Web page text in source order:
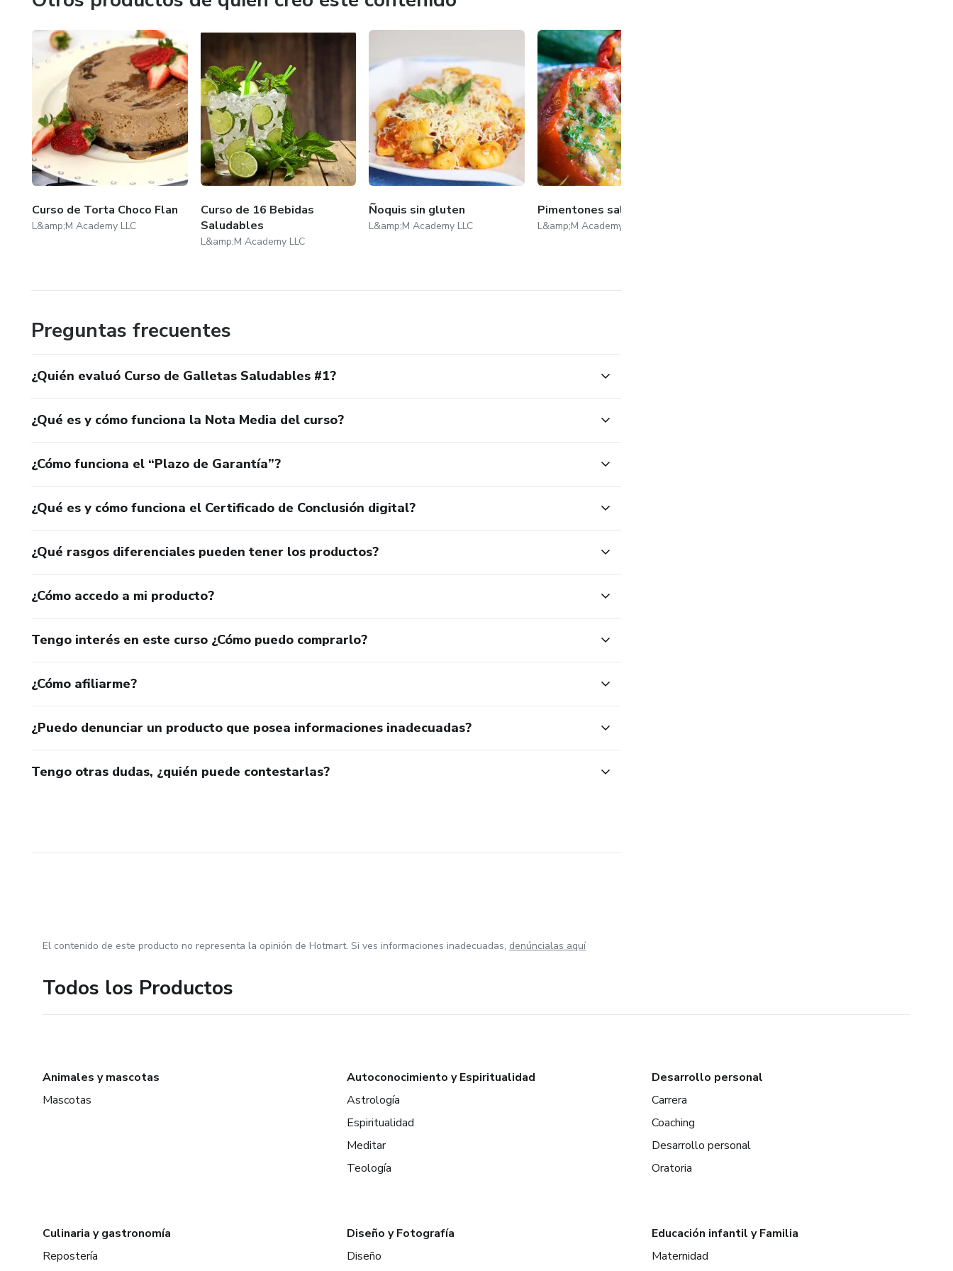
Curso de Torta Choco Flan
L&amp;M Academy LLC
Curso de 16 Bebidas
Saludables
L&amp;M Academy LLC
Ñoquis sin gluten
L&amp;M Academy LLC
Pimentones saludables
L&amp;M Academy LLC
Preguntas frecuentes
¿Quién evaluó Curso de Galletas Saludables #1?
¿Qué es y cómo funciona la Nota Media del curso?
¿Cómo funciona el “Plazo de Garantía”?
¿Qué es y cómo funciona el Certificado de Conclusión digital?
¿Qué rasgos diferenciales pueden tener los productos?
¿Cómo accedo a mi producto?
Tengo interés en este curso ¿Cómo puedo comprarlo?
¿Cómo afiliarme?
¿Puedo denunciar un producto que posea informaciones inadecuadas?
Tengo otras dudas, ¿quién puede contestarlas?
El contenido de este producto no representa la opinión de Hotmart. Si ves informaciones inadecuadas, denúncialas aquí
Todos los Productos
Animales y mascotas
Mascotas
Autoconocimiento y Espiritualidad
Astrología
Espiritualidad
Meditar
Teología
Desarrollo personal
Carrera
Coaching
Desarrollo personal
Oratoria
Culinaria y gastronomía
Repostería
Diseño y Fotografía
Diseño
Educación infantil y Familia
Maternidad